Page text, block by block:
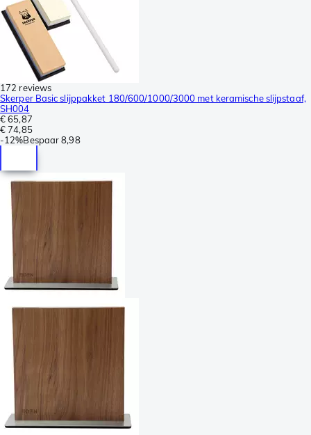
172 reviews
Skerper Basic slijppakket 180/600/1000/3000 met keramische slijpstaaf,
SH004
€ 65,87
€ 74,85
-12%Bespaar 8,98